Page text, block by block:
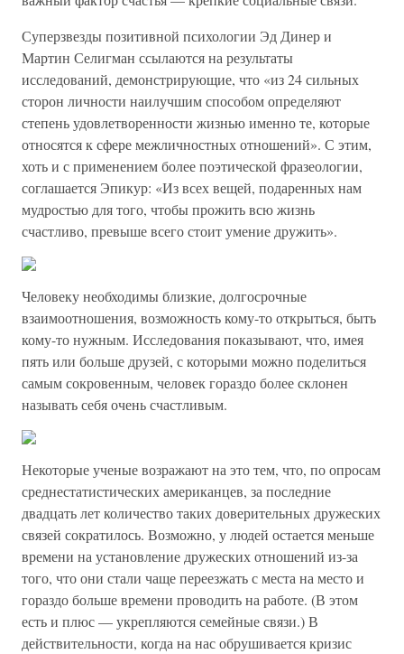
Суперзвезды позитивной психологии Эд Динер и
Мартин Селигман ссылаются на результаты
исследований, демонстрирующие, что «из 24 сильных
сторон личности наилучшим способом определяют
степень удовлетворенности жизнью именно те, которые
относятся к сфере межличностных отношений». С этим,
хоть и с применением более поэтической фразеологии,
соглашается Эпикур: «Из всех вещей, подаренных нам
мудростью для того, чтобы прожить всю жизнь
счастливо, превыше всего стоит умение дружить».
Человеку необходимы близкие, долгосрочные
взаимоотношения, возможность кому-то открыться, быть
кому-то нужным. Исследования показывают, что, имея
пять или больше друзей, с которыми можно поделиться
самым сокровенным, человек гораздо более склонен
называть себя очень счастливым.
Некоторые ученые возражают на это тем, что, по опросам
среднестатистических американцев, за последние
двадцать лет количество таких доверительных дружеских
связей сократилось. Возможно, у людей остается меньше
времени на установление дружеских отношений из-за
того, что они стали чаще переезжать с места на место и
гораздо больше времени проводить на работе. (В этом
есть и плюс — укрепляются семейные связи.) В
действительности, когда на нас обрушивается кризис